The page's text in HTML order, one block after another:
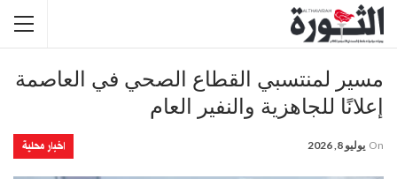
مسير لمنتسبي القطاع الصحي في العاصمة
إعلانًا للجاهزية والنفير العام
اخبار محلية On يوليو 8, 2026